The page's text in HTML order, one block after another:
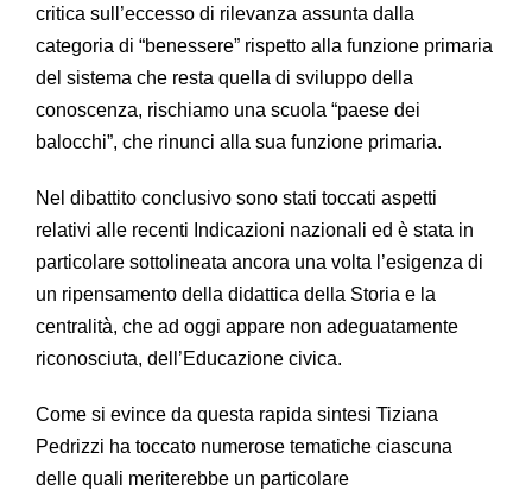
critica sull’eccesso di rilevanza assunta dalla
categoria di “benessere” rispetto alla funzione primaria
del sistema che resta quella di sviluppo della
conoscenza, rischiamo una scuola “paese dei
balocchi”, che rinunci alla sua funzione primaria.
Nel dibattito conclusivo sono stati toccati aspetti
relativi alle recenti Indicazioni nazionali ed è stata in
particolare sottolineata ancora una volta l’esigenza di
un ripensamento della didattica della Storia e la
centralità, che ad oggi appare non adeguatamente
riconosciuta, dell’Educazione civica.
Come si evince da questa rapida sintesi Tiziana
Pedrizzi ha toccato numerose tematiche ciascuna
delle quali meriterebbe un particolare